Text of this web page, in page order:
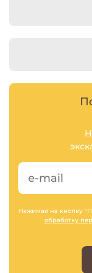
Нажимая на кнопку
обработку